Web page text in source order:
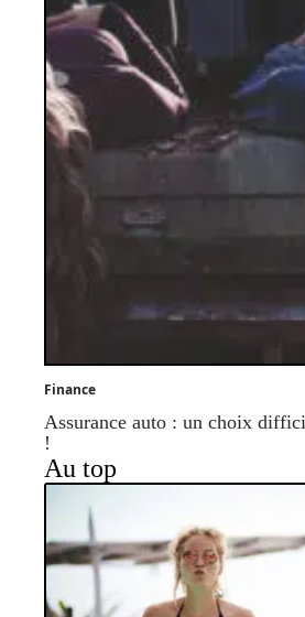
Finance
Assurance auto : un choix
!
Au top